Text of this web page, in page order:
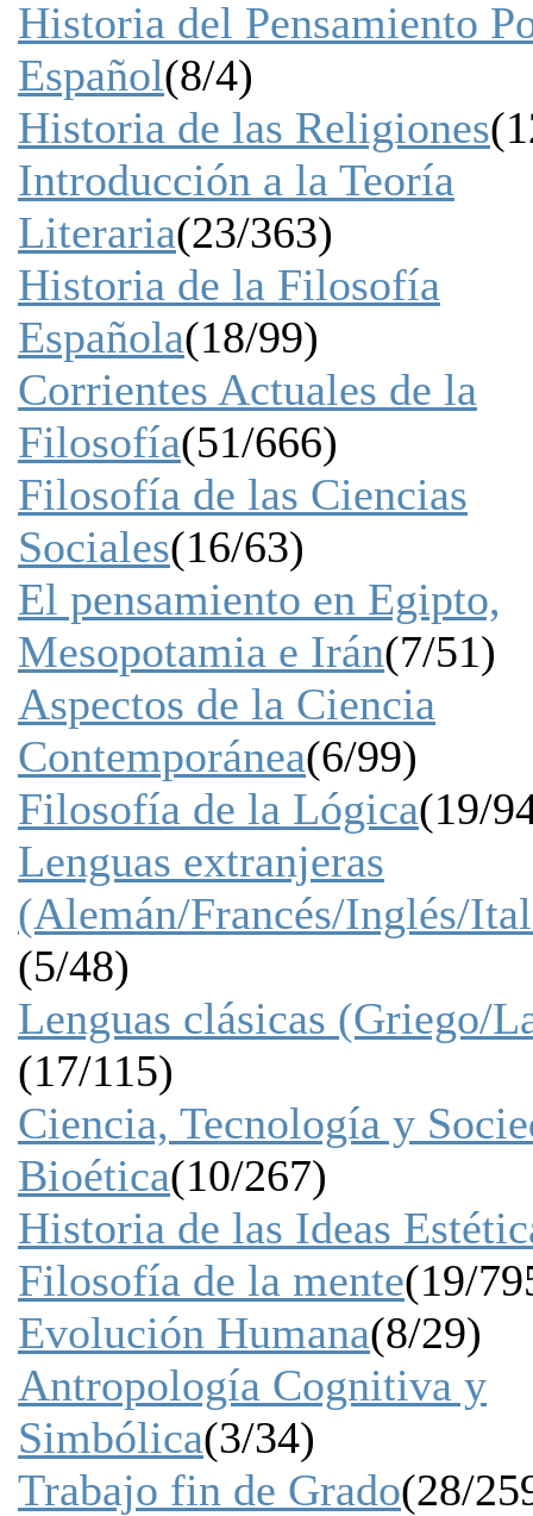
Historia del Pensamiento
Español(8/4)
Historia de las Religiones
Introducción a la Teoría
Literaria(23/363)
Historia de la Filosofía
Española(18/99)
Corrientes Actuales de la
Filosofía(51/666)
Filosofía de las Ciencias
Sociales(16/63)
El pensamiento en Egipto,
Mesopotamia e Irán(7/51)
Aspectos de la Ciencia
Contemporánea(6/99)
Filosofía de la Lógica(19/
Lenguas extranjeras
(Alemán/Francés/Inglés/
(5/48)
Lenguas clásicas (Griego/
(17/115)
Ciencia, Tecnología y
Bioética(10/267)
Historia de las Ideas
Filosofía de la mente(19/
Evolución Humana(8/29)
Antropología Cognitiva y
Simbólica(3/34)
Trabajo fin de Grado(28/